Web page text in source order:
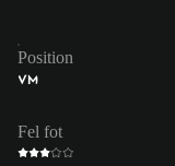
Position
VM
Fel fot